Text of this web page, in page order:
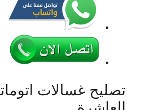
تصليح غسالات